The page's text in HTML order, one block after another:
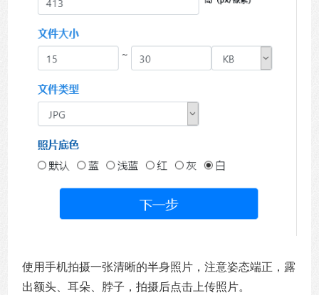
使用手机拍摄一张清晰的半身照片，注意姿态端正，露
出额头、耳朵、脖子，拍摄后点击上传照片。